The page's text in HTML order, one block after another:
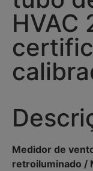
HVAC
Medidor de
retroiluminado /